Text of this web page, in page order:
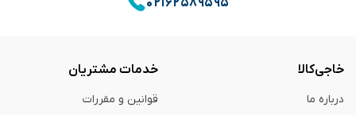
خاجی‌کالا
درباره ما
خدمات مشتریان
قوانین و مقررات